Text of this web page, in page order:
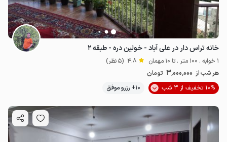
خانه تراس دار در علی آباد - خولین دره - طبقه ۲
1 خوابه . 100 متر . تا 10 مهمان 4.8 (5 نظر)
هر شب از 3٬000٬000 تومان
10% تخفیف از 3 شب
10+ رزرو موفق